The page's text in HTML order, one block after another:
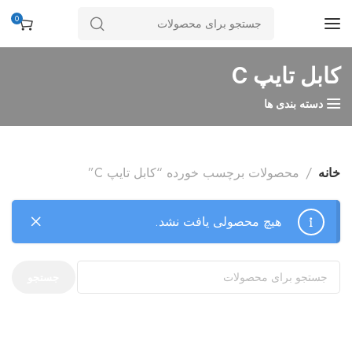
0
کابل تایپ C
دسته بندی ها
خانه محصولات برچسب خورده “کابل تایپ C”
هیچ محصولی یافت نشد.